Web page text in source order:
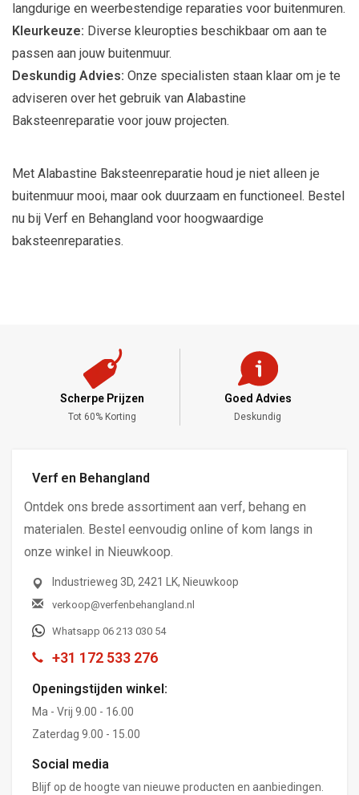
langdurige en weerbestendige reparaties voor buitenmuren.
Kleurkeuze: Diverse kleuropties beschikbaar om aan te
passen aan jouw buitenmuur.
Deskundig Advies: Onze specialisten staan klaar om je te
adviseren over het gebruik van Alabastine
Baksteenreparatie voor jouw projecten.
Met Alabastine Baksteenreparatie houd je niet alleen je
buitenmuur mooi, maar ook duurzaam en functioneel. Bestel
nu bij Verf en Behangland voor hoogwaardige
baksteenreparaties.
Scherpe Prijzen
Tot 60% Korting
Goed Advies
Deskundig
Verf en Behangland
Ontdek ons brede assortiment aan verf, behang en
materialen. Bestel eenvoudig online of kom langs in
onze winkel in Nieuwkoop.
Industrieweg 3D, 2421 LK, Nieuwkoop
verkoop@verfenbehangland.nl
Whatsapp 06 213 030 54
+31 172 533 276
Openingstijden winkel:
Ma - Vrij 9.00 - 16.00
Zaterdag 9.00 - 15.00
Social media
Blijf op de hoogte van nieuwe producten en aanbiedingen.